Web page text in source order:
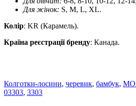
Для жінок: S, M, L, XL.
Колір: KR (Карамель).
Країна реєстрації бренду: Канада.
Колготки-лосини, черевик, бамбук,
03303, 3303